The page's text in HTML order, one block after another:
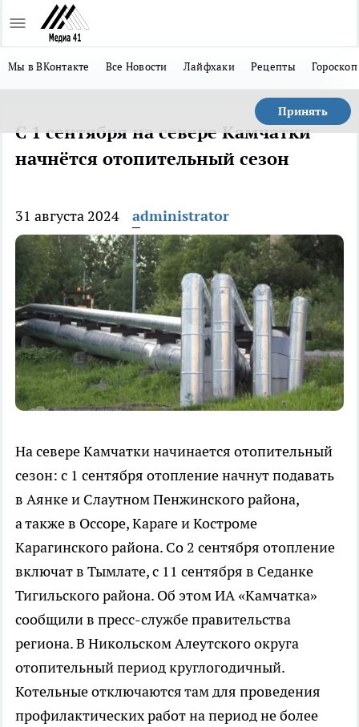
Мы в ВКонтакте Все Новости Лайфхаки Рецепты Гороскоп
Принять
С 1 сентября на севере Камчатки
начнётся отопительный сезон
31 августа 2024 administrator
На севере Камчатки начинается отопительный
сезон: с 1 сентября отопление начнут подавать
в Аянке и Слаутном Пенжинского района,
а также в Оссоре, Караге и Костроме
Карагинского района. Со 2 сентября отопление
включат в Тымлате, с 11 сентября в Седанке
Тигильского района. Об этом ИА «Камчатка»
сообщили в пресс-службе правительства
региона. В Никольском Алеутского округа
отопительный период круглогодичный.
Котельные отключаются там для проведения
профилактических работ на период не более